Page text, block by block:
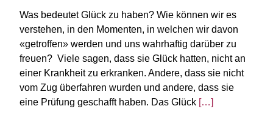
Was bedeutet Glück zu haben? Wie können wir es
verstehen, in den Momenten, in welchen wir davon
«getroffen» werden und uns wahrhaftig darüber zu
freuen? Viele sagen, dass sie Glück hatten, nicht an
einer Krankheit zu erkranken. Andere, dass sie nicht
vom Zug überfahren wurden und andere, dass sie
eine Prüfung geschafft haben. Das Glück […]